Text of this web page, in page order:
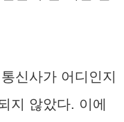
신사가 어디인지
지 않았다. 이에